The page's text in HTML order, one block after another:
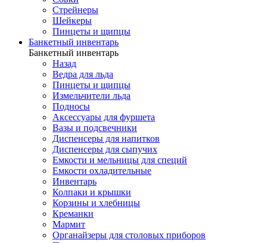
Стрейнеры
Шейкеры
Пинцеты и щипцы
Банкетный инвентарь
Банкетный инвентарь
Назад
Ведра для льда
Пинцеты и щипцы
Измельчители льда
Подносы
Аксессуары для фуршета
Вазы и подсвечники
Диспенсеры для напитков
Диспенсеры для сыпучих
Емкости и мельницы для специй
Емкости охладительные
Инвентарь
Колпаки и крышки
Корзины и хлебницы
Креманки
Мармит
Органайзеры для столовых приборов